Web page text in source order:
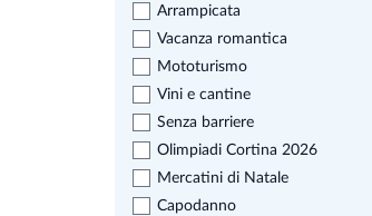
Arrampicata
Vacanza romantica
Mototurismo
Vini e cantine
Senza barriere
Olimpiadi Cortina 2026
Mercatini di Natale
Capodanno